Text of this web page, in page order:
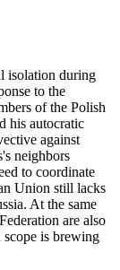
isolation during
to the
of the Polish
his autocratic
against
neighbors
to coordinate
Union still lacks
At the same
are also
is brewing